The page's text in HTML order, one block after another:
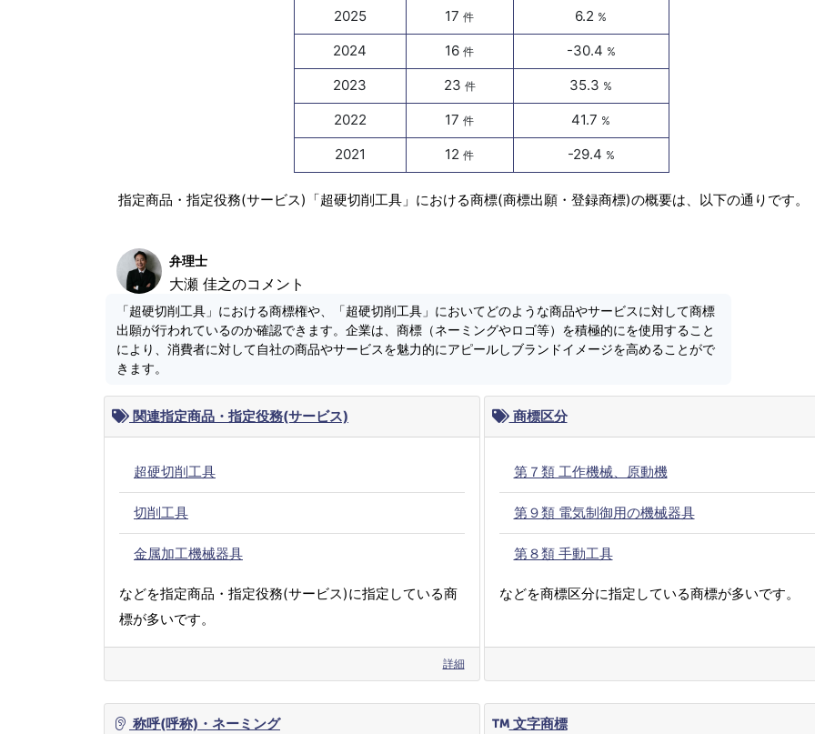
2025
17件 6.2 %
2024 16件 -30.4 %
2023 23 件 35.3 %
2022 17件 41.7 %
2021 12件 -29.4 %
指定商品・指定役務(サービス)「超硬切削工具」における商標(商標出願・登録商標)の概要は、以下の通りです。
弁理士
大瀬 佳之のコメント
「超硬切削工具」における商標権や、「超硬切削工具」においてどのような商品やサービスに対して商標
出願が行われているのか確認できます。企業は、商標（ネーミングやロゴ等）を積極的にを使用すること
により、消費者に対して自社の商品やサービスを魅力的にアピールしブランドイメージを高めることがで
きます。
関連指定商品・指定役務(サービス)
超硬切削工具
切削工具
金属加工機械器具
などを指定商品・指定役務(サービス)に指定している商
標が多いです。
詳細
商標区分
第７類 工作機械、原動機
第９類 電気制御用の機械器具
第８類 手動工具
などを商標区分に指定している商標が多いです。
称呼(呼称)・ネーミング 文字商標